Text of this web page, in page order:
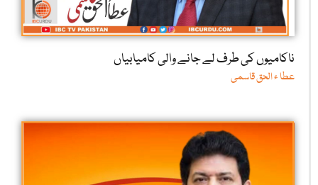
ناکامیوں کی طرف لے جانے والی کامیابیاں
عطا ء الحق قاسمی